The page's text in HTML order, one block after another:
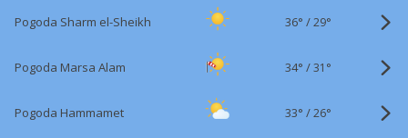
Pogoda Sharm el-Sheikh 36° /29°
Pogoda Marsa Alam 34° /31°
Pogoda Hammamet 33° /26°